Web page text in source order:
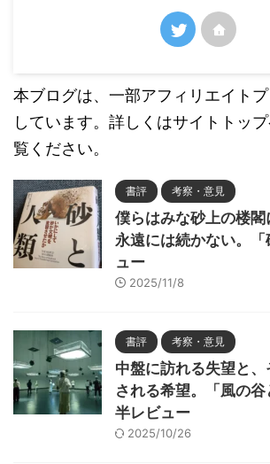
本ブログは、一部アフィリエイト
しています。詳しくはサイトトッ
覧ください。
書評 考察・意見
僕らはみな砂上の楼閣
永遠には続かない。
ュー
2025/11/8
書評 考察・意見
中盤に訪れる失望と
される希望。「風の
半レビュー
2025/10/26